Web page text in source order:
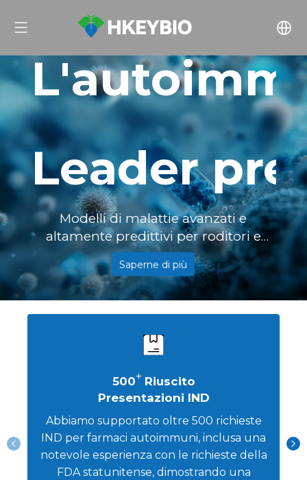
Leader
Modelli di malattie avanzati e
altamente predittivi per roditori e
NHP, a cui si affidano innovatori
globali per oltre 500 richieste IND,
tutti conformi agli standard ISO 9001,
Saperne di più
500+ Riuscito
Presentazioni IND
Abbiamo supportato oltre 500 richieste
IND per farmaci autoimmuni, inclusa una
notevole esperienza con le richieste della
FDA statunitense, dimostrando una